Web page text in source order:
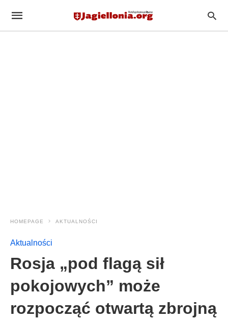
HOMEPAGE AKTUALNOŚCI
Aktualności
Rosja „pod flagą sił
pokojowych” może
rozpocząć otwartą zbrojną